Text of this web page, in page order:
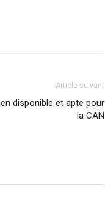
Article suivant
disponible et apte pour
la CAN